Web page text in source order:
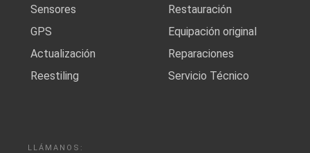
Sensores
GPS
Actualización
Reestiling
Restauración
Equipación original
Reparaciones
Servicio Técnico
LLÁMANOS: